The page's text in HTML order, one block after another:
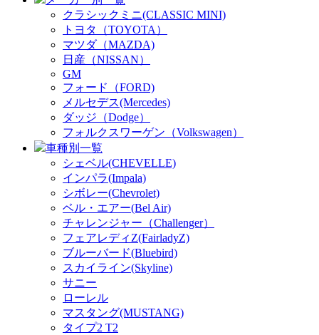
クラシックミニ(CLASSIC MINI)
トヨタ（TOYOTA）
マツダ（MAZDA)
日産（NISSAN）
GM
フォード（FORD)
メルセデス(Mercedes)
ダッジ（Dodge）
フォルクスワーゲン（Volkswagen）
車種別一覧
シェベル(CHEVELLE)
インパラ(Impala)
シボレー(Chevrolet)
ベル・エアー(Bel Air)
チャレンジャー（Challenger）
フェアレディZ(FairladyZ)
ブルーバード(Bluebird)
スカイライン(Skyline)
サニー
ローレル
マスタング(MUSTANG)
タイプ2 T2